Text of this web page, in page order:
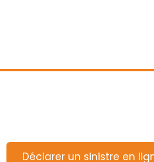
Déclarer un sinistre en